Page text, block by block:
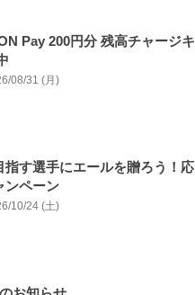
Pay 200円分 残高チャージキ
08/31 (月)
指す選手にエールを贈ろう！応
ンペーン
10/24 (土)